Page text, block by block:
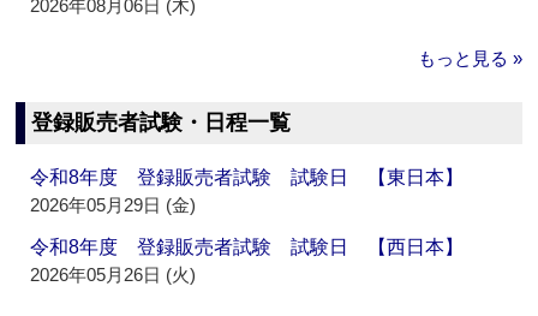
2026年08月06日 (木)
もっと見る »
登録販売者試験・日程一覧
令和8年度 登録販売者試験 試験日 【東日本】
2026年05月29日 (金)
令和8年度 登録販売者試験 試験日 【西日本】
2026年05月26日 (火)